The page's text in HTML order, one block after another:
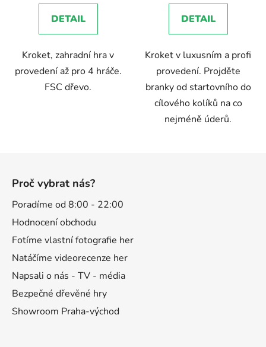
5,0
z
hvězdiček.
DETAIL
Kroket, zahradní hra v
provedení až pro 4 hráče.
FSC dřevo.
5,0
z
hvězdiček.
DETAIL
Kroket v luxusním a profi
provedení. Projděte
branky od startovního do
cílového kolíků na co
nejméně úderů.
Proč vybrat nás?
Poradíme od 8:00 - 22:00
Hodnocení obchodu
Fotíme vlastní fotografie her
Natáčíme videorecenze her
Napsali o nás - TV - média
Bezpečné dřevěné hry
Showroom Praha-východ